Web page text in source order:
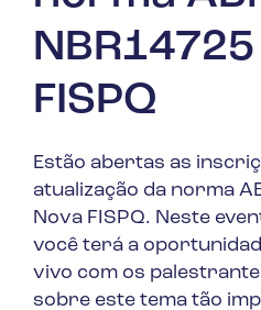
FISPQ
Estão abertas as
atualização da norma
Nova FISPQ. Neste
você terá a
vivo com os
sobre este tema tão